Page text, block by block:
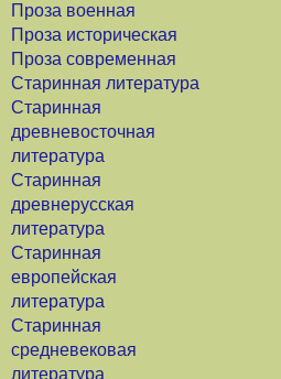
Проза военная
Проза историческая
Проза современная
Старинная литература
Старинная
древневосточная
литература
Старинная
древнерусская
литература
Старинная
европейская
литература
Старинная
средневековая
литература